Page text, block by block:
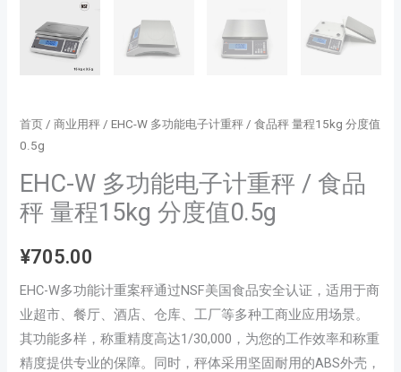
首页 /商业用秤 / EHC-W 多功能电子计重秤 / 食品秤 量程15kg 分度值
0.5g
EHC-W 多功能电子计重秤 / 食品
秤 量程15kg 分度值0.5g
¥705.00
EHC-W多功能计重案秤通过NSF美国食品安全认证，适用于商
业超市、餐厅、酒店、仓库、工厂等多种工商业应用场景。
其功能多样，称重精度高达1/30,000，为您的工作效率和称重
精度提供专业的保障。同时，秤体采用坚固耐用的ABS外壳，